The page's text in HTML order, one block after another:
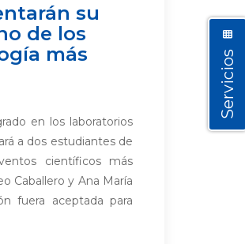
su
de los
más
en los laboratorios
a dos estudiantes de
científicos más
Caballero y Ana María
fuera aceptada para
Servicios